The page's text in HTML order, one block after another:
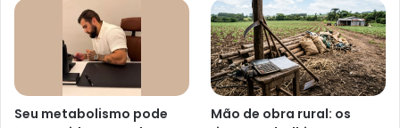
Seu metabolismo pode
Mão de obra rural: os